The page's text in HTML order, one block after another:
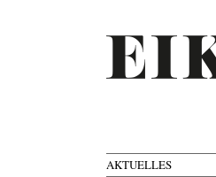
AKTUELLES